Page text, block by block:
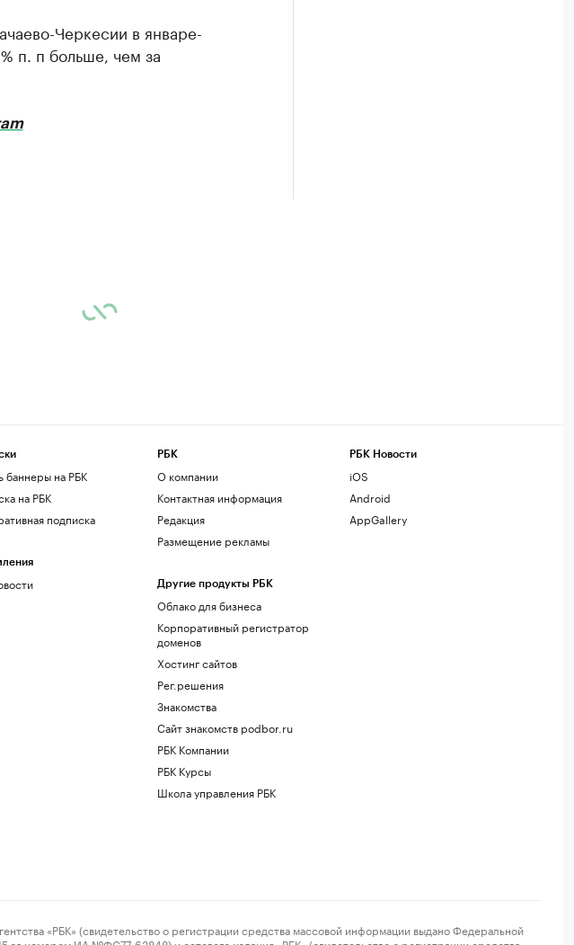
Черкесии в январе-
п. п больше, чем за
баннеры на РБК
на РБК
подписка
РБК
О компании
Контактная информация
Редакция
Размещение рекламы
Другие продукты РБК
Облако для бизнеса
Корпоративный регистратор
доменов
Хостинг сайтов
Рег.решения
Знакомства
Сайт знакомств podbor.ru
РБК Компании
РБК Курсы
Школа управления РБК
РБК Новости
iOS
Android
AppGallery
«РБК» (свидетельство о регистрации средства массовой информации выдано Федеральной